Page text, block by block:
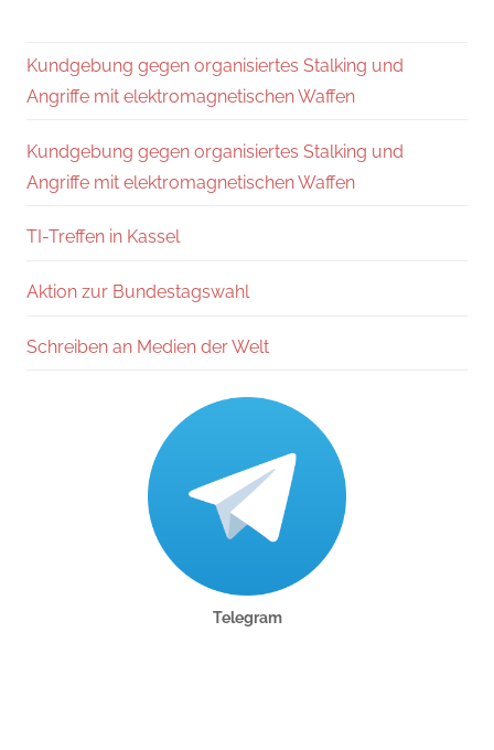
Kundgebung gegen organisiertes Stalking und
Angriffe mit elektromagnetischen Waffen
Kundgebung gegen organisiertes Stalking und
Angriffe mit elektromagnetischen Waffen
TI-Treffen in Kassel
Aktion zur Bundestagswahl
Schreiben an Medien der Welt
Telegram